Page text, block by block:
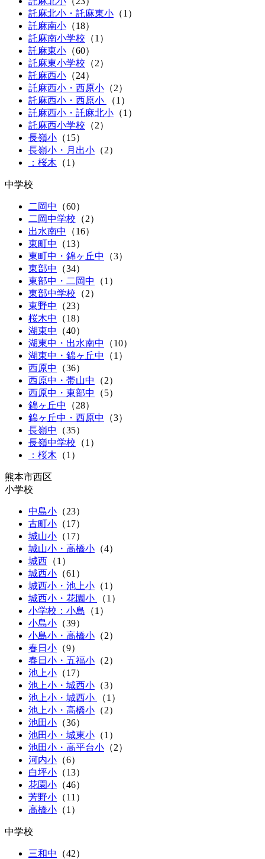
託麻北小・託麻東小 （1 ）
託麻南小 （18）
託麻南小学校 （1）
託麻東小 （60）
託麻東小学校 （2）
託麻西小 （24）
託麻西小・西原小 （2）
託麻西小・西原小
（1 ）
託麻西小・託麻北小 （1 ）
託麻西小学校 （2）
長嶺小 （15）
長嶺小・月出小 （2）
：桜木 （1）
中学校
二岡中 （60）
二岡中学校 （2）
出水南中
（16）
東町中
（13）
東町中・錦ヶ丘中
（3）
東部中
（34）
東部中・二岡中
（1 ）
東部中学校 （2）
東野中
（23）
桜木中
（18）
湖東中
（40）
湖東中・出水南中
（10）
湖東中・錦ヶ丘中
（1 ）
西原中
（36）
西原中・帯山中
（2）
西原中・東部中
（5）
錦ヶ丘中
（28）
錦ヶ丘中・西原中
（3）
長嶺中
（35）
長嶺中学校 （1）
：桜木 （1）
熊本市西区
小学校
中島小 （23）
古町小 （17）
城山小 （17）
城山小・高橋小 （4）
城西 （1）
城西小 （61 ）
城西小・池上小 （1 ）
城西小・花園小
（1 ）
小学校：小島 （1）
小島小 （39）
小島小・高橋小 （2）
春日小 （9）
春日小・五福小 （2）
池上小 （17）
池上小・城西小 （3）
池上小・城西小
（1 ）
池上小・高橋小 （2）
池田小 （36）
池田小・城東小 （1 ）
池田小・高平台小 （2）
河内小 （6）
白坪小 （13）
花園小 （46）
芳野小 （11 ）
高橋小 （1 ）
中学校
三和中 （42）